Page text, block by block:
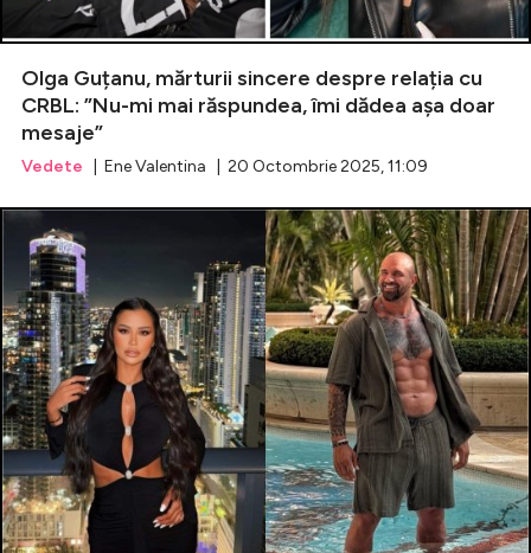
Olga Guțanu, mărturii sincere despre relația cu
CRBL: ”Nu-mi mai răspundea, îmi dădea așa doar
mesaje”
Vedete | Ene Valentina | 20 Octombrie 2025, 11:09